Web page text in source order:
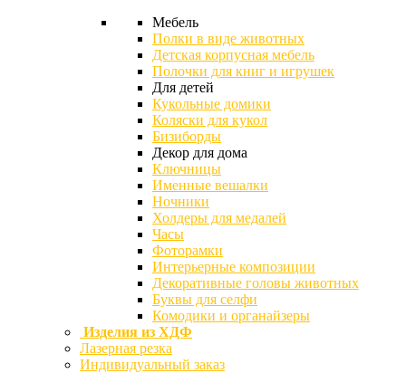
Мебель
Полки в виде животных
Детская корпусная мебель
Полочки для книг и игрушек
Для детей
Кукольные домики
Коляски для кукол
Бизиборды
Декор для дома
Ключницы
Именные вешалки
Ночники
Холдеры для медалей
Часы
Фоторамки
Интерьерные композиции
Декоративные головы животных
Буквы для селфи
Комодики и органайзеры
Изделия из ХДФ
Лазерная резка
Индивидуальный заказ